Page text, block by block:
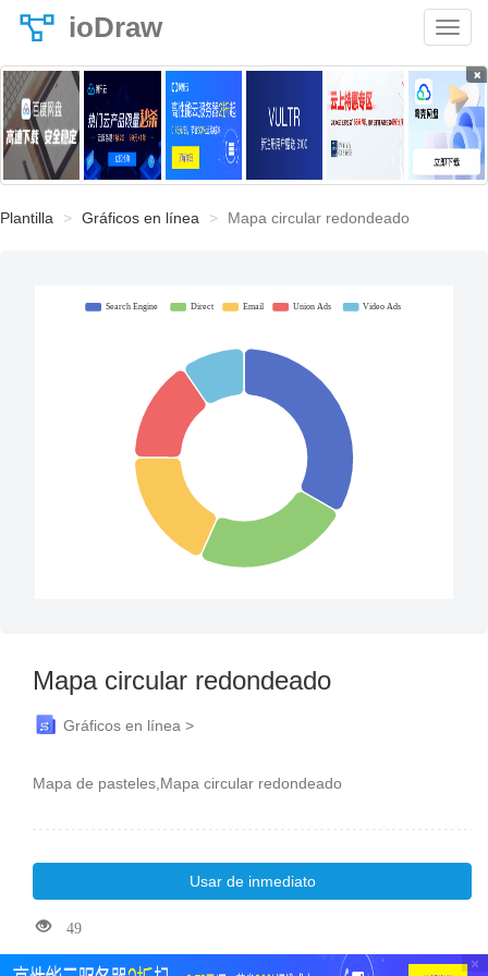
ioDraw
×
Plantilla Gráficos en línea Mapa circular redondeado
Mapa circular redondeado
Gráficos en línea >
Mapa de pasteles,Mapa circular redondeado
Usar de inmediato
49
×